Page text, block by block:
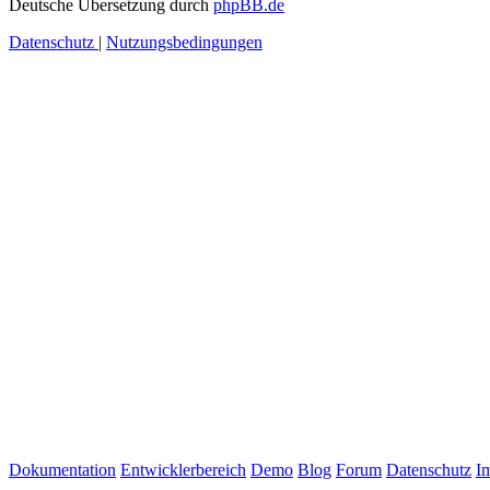
Deutsche Übersetzung durch phpBB.de
Datenschutz | Nutzungsbedingungen
Dokumentation Entwicklerbereich Demo Blog Forum Datenschutz